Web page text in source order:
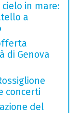
in mare:
a
di Genova
concerti
del